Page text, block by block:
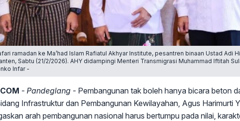
ramadan ke Ma’had Islam Rafiatul Akhyar Institute, pesantren binaan Ustad Adi
Sabtu (21/2/2026). AHY didampingi Menteri Transmigrasi Muhammad Iftitah
Infar -
- Pandeglang - Pembangunan tak boleh hanya bicara beton
Infrastruktur dan Pembangunan Kewilayahan, Agus Harimurti
arah pembangunan nasional harus bertumpu pada nilai,